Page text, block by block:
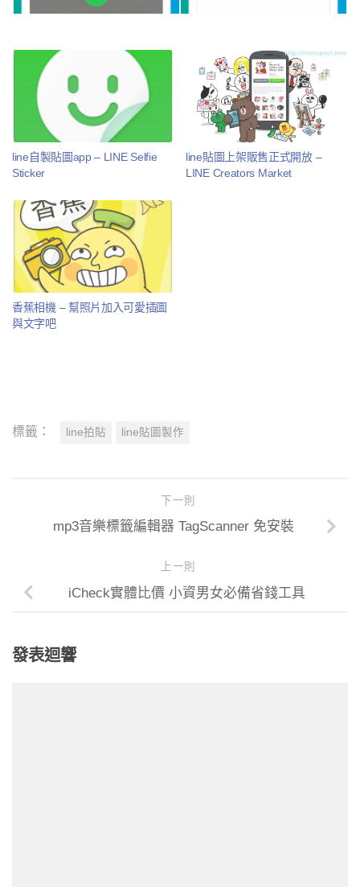
line自製貼圖app – LINE Selfie
Sticker
line貼圖上架販售正式開放 –
LINE Creators Market
香蕉相機 – 幫照片加入可愛插圖
與文字吧
標籤： line拍貼 line貼圖製作
下一則
mp3音樂標籤編輯器 TagScanner 免安裝
上一則
iCheck實體比價 小資男女必備省錢工具
發表迴響